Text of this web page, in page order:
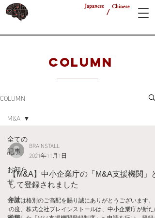
Japanese Chinese
/
COLUMN
COLUMN
全ての
記事
お知ら
せ
会計
M&A
BRAINSTALL
2021年11月1日
【M&A】中小企業庁の「M&A支援機関」と
して登録されました
平素は格別のご高配を賜り誠にありがとうございます。
の度、株式会社ブレインストールは、中小企業庁が新たに